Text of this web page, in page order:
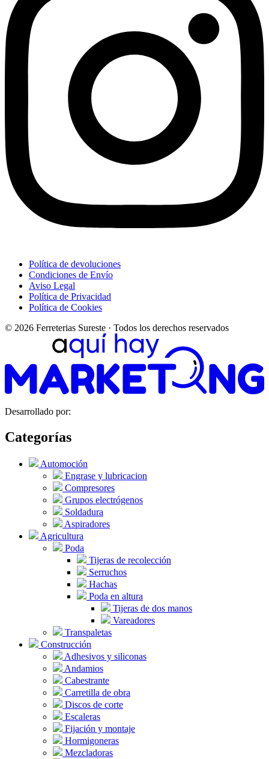
Política de devoluciones
Condiciones de Envío
Aviso Legal
Política de Privacidad
Política de Cookies
© 2026 Ferreterias Sureste · Todos los derechos reservados
Desarrollado por:
Categorías
Automoción
Engrase y lubricacion
Compresores
Grupos electrógenos
Soldadura
Aspiradores
Agricultura
Poda
Tijeras de recolección
Serruchos
Hachas
Poda en altura
Tijeras de dos manos
Vareadores
Transpaletas
Construcción
Adhesivos y siliconas
Andamios
Cabestrante
Carretilla de obra
Discos de corte
Escaleras
Fijación y montaje
Hormigoneras
Mezcladoras